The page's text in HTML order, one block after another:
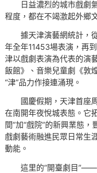
日益濃烈的城市戲劇
程度，都在不竭激起外鄉
據天津演藝網統計，
年全年11453場表演，再
津以戲劇表演為代表的演
飯館》、音樂兒童劇《敦
“津”品力作接連涌現。
國慶假期，天津首座
在南開年夜悅城表態。它
間”加“戲院”的新興業態
戲劇藝術融進民眾日常生
動能。
這里的“開臺劇目